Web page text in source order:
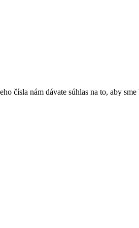
čísla nám dávate súhlas na to, aby